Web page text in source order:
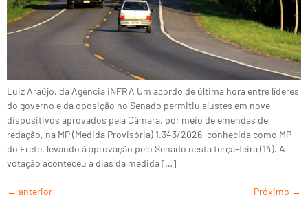
Luiz Araújo, da Agência iNFRA Um acordo de última hora entre líderes
do governo e da oposição no Senado permitiu ajustes em nove
dispositivos aprovados pela Câmara, por meio de emendas de
redação, na MP (Medida Provisória) 1.343/2026, conhecida como MP
do Frete, levando à aprovação pelo Senado nesta terça-feira (14). A
votação aconteceu a dias da medida […]
← anterior Próximo →